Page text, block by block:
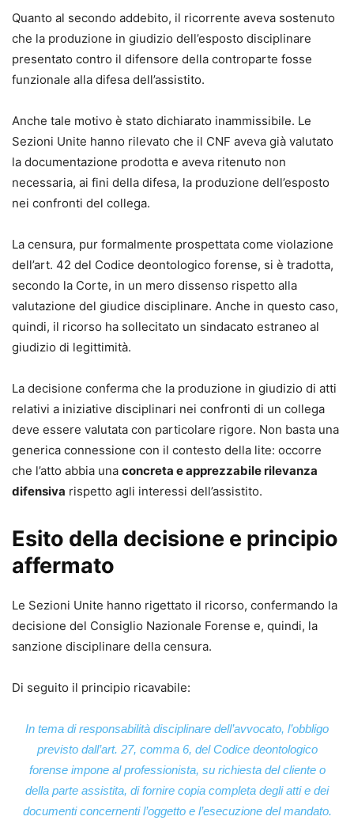
Quanto al secondo addebito, il ricorrente aveva sostenuto
che la produzione in giudizio dell’esposto disciplinare
presentato contro il difensore della controparte fosse
funzionale alla difesa dell’assistito.
Anche tale motivo è stato dichiarato inammissibile. Le
Sezioni Unite hanno rilevato che il CNF aveva già valutato
la documentazione prodotta e aveva ritenuto non
necessaria, ai fini della difesa, la produzione dell’esposto
nei confronti del collega.
La censura, pur formalmente prospettata come violazione
dell’art. 42 del Codice deontologico forense, si è tradotta,
secondo la Corte, in un mero dissenso rispetto alla
valutazione del giudice disciplinare. Anche in questo caso,
quindi, il ricorso ha sollecitato un sindacato estraneo al
giudizio di legittimità.
La decisione conferma che la produzione in giudizio di atti
relativi a iniziative disciplinari nei confronti di un collega
deve essere valutata con particolare rigore. Non basta una
generica connessione con il contesto della lite: occorre
che l’atto abbia una concreta e apprezzabile rilevanza
difensiva rispetto agli interessi dell’assistito.
Esito della decisione e principio
affermato
Le Sezioni Unite hanno rigettato il ricorso, confermando la
decisione del Consiglio Nazionale Forense e, quindi, la
sanzione disciplinare della censura.
Di seguito il principio ricavabile:
In tema di responsabilità disciplinare dell’avvocato, l’obbligo
previsto dall’art. 27, comma 6, del Codice deontologico
forense impone al professionista, su richiesta del cliente o
della parte assistita, di fornire copia completa degli atti e dei
documenti concernenti l’oggetto e l’esecuzione del mandato.